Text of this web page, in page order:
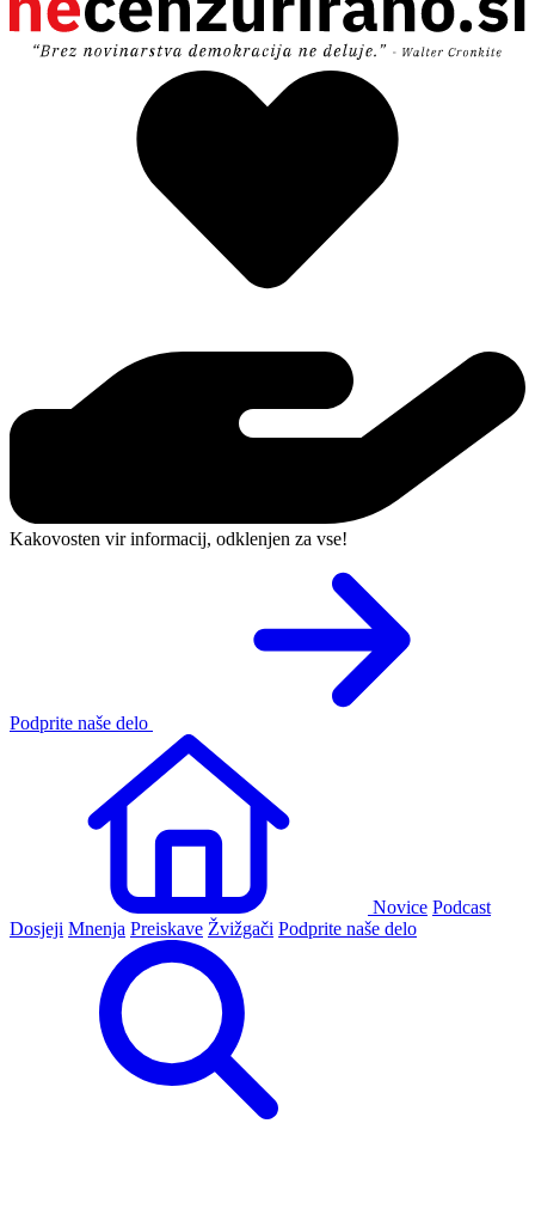
Kakovosten vir informacij, odklenjen za vse!
Podprite naše delo
Novice Podcast
Dosjeji Mnenja Preiskave Žvižgači Podprite naše delo